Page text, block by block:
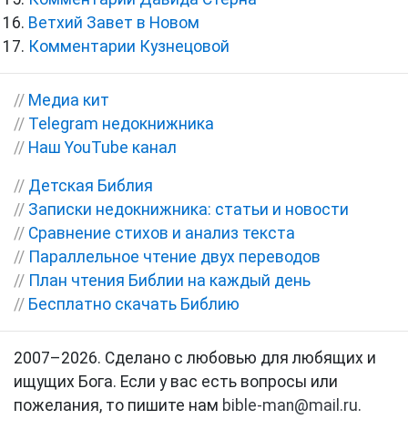
Ветхий Завет в Новом
Комментарии Кузнецовой
// Медиа кит
// Telegram недокнижника
// Наш YouTube канал
// Детская Библия
// Записки недокнижника: статьи и новости
// Сравнение стихов и анализ текста
// Параллельное чтение двух переводов
// План чтения Библии на каждый день
// Бесплатно скачать Библию
2007–2026. Сделано с любовью для любящих и
ищущих Бога. Если у вас есть вопросы или
пожелания, то пишите нам bible-man@mail.ru.